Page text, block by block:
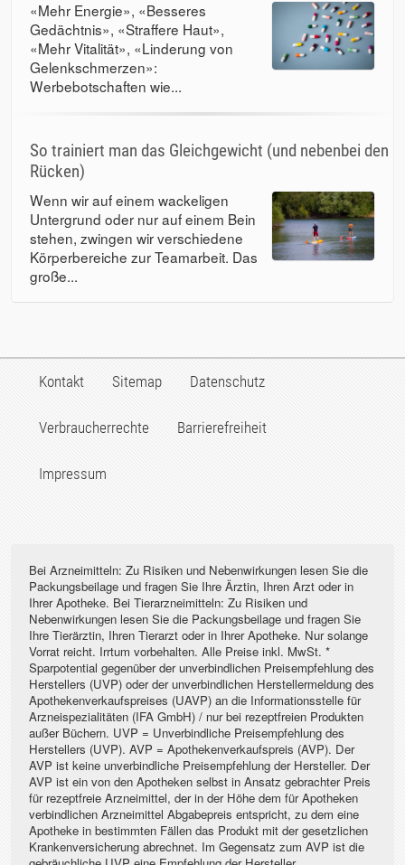
«Mehr Energie», «Besseres
Gedächtnis», «Straffere Haut»,
«Mehr Vitalität», «Linderung von
Gelenkschmerzen»:
Werbebotschaften wie...
So trainiert man das Gleichgewicht (und nebenbei den
Rücken)
Wenn wir auf einem wackeligen
Untergrund oder nur auf einem Bein
stehen, zwingen wir verschiedene
Körperbereiche zur Teamarbeit. Das
große...
Kontakt Sitemap Datenschutz
Verbraucherrechte Barrierefreiheit
Impressum
Bei Arzneimitteln: Zu Risiken und Nebenwirkungen lesen Sie die
Packungsbeilage und fragen Sie Ihre Ärztin, Ihren Arzt oder in
Ihrer Apotheke. Bei Tierarzneimitteln: Zu Risiken und
Nebenwirkungen lesen Sie die Packungsbeilage und fragen Sie
Ihre Tierärztin, Ihren Tierarzt oder in Ihrer Apotheke. Nur solange
Vorrat reicht. Irrtum vorbehalten. Alle Preise inkl. MwSt. *
Sparpotential gegenüber der unverbindlichen Preisempfehlung des
Herstellers (UVP) oder der unverbindlichen Herstellermeldung des
Apothekenverkaufspreises (UAVP) an die Informationsstelle für
Arzneispezialitäten (IFA GmbH) / nur bei rezeptfreien Produkten
außer Büchern. UVP = Unverbindliche Preisempfehlung des
Herstellers (UVP). AVP = Apothekenverkaufspreis (AVP). Der
AVP ist keine unverbindliche Preisempfehlung der Hersteller. Der
AVP ist ein von den Apotheken selbst in Ansatz gebrachter Preis
für rezeptfreie Arzneimittel, der in der Höhe dem für Apotheken
verbindlichen Arzneimittel Abgabepreis entspricht, zu dem eine
Apotheke in bestimmten Fällen das Produkt mit der gesetzlichen
Krankenversicherung abrechnet. Im Gegensatz zum AVP ist die